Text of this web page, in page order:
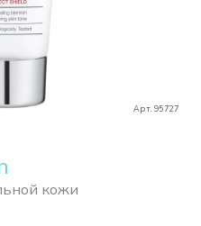
Арт. 95727
кожи